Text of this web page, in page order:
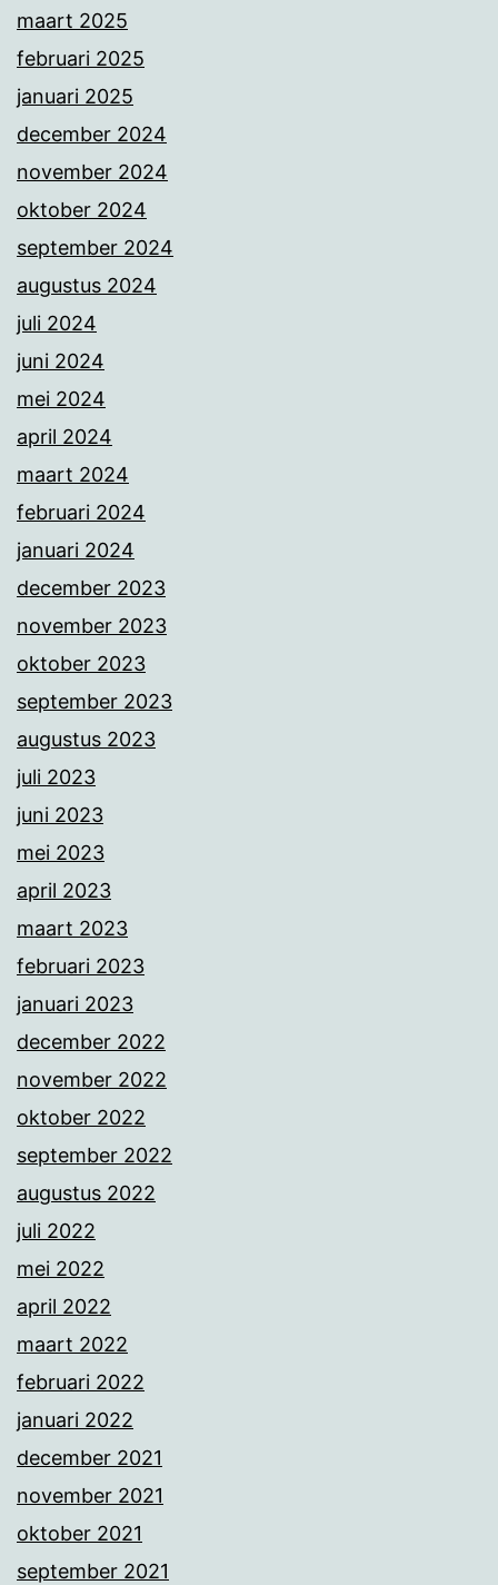
maart 2025
februari 2025
januari 2025
december 2024
november 2024
oktober 2024
september 2024
augustus 2024
juli 2024
juni 2024
mei 2024
april 2024
maart 2024
februari 2024
januari 2024
december 2023
november 2023
oktober 2023
september 2023
augustus 2023
juli 2023
juni 2023
mei 2023
april 2023
maart 2023
februari 2023
januari 2023
december 2022
november 2022
oktober 2022
september 2022
augustus 2022
juli 2022
mei 2022
april 2022
maart 2022
februari 2022
januari 2022
december 2021
november 2021
oktober 2021
september 2021